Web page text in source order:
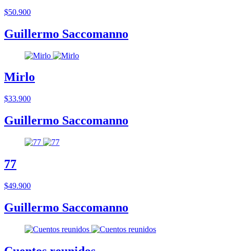
$50.900
Guillermo Saccomanno
Mirlo
$33.900
Guillermo Saccomanno
77
$49.900
Guillermo Saccomanno